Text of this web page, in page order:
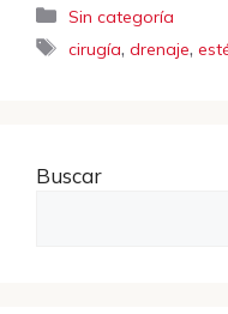
Categorías
Sin categoría
Etiquetas
cirugía,drenaje,
Buscar